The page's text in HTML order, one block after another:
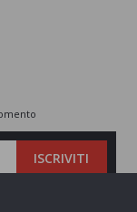
ISCRIVITI